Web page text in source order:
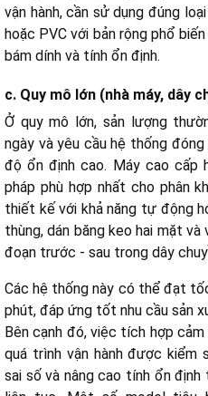
vận hành, cần sử dụng đúng
hoặc PVC với bản rộng phổ
bám dính và tính ổn định.
c. Quy mô lớn (nhà máy, dây
Ở quy mô lớn, sản lượng
ngày và yêu cầu hệ thống
độ ổn định cao. Máy cao cấp
pháp phù hợp nhất cho phân
thiết kế với khả năng tự động
thùng, dán băng keo hai mặt
đoạn trước - sau trong dây
Các hệ thống này có thể đạt
phút, đáp ứng tốt nhu cầu sản
Bên cạnh đó, việc tích hợp
quá trình vận hành được kiểm
sai số và nâng cao tính ổn